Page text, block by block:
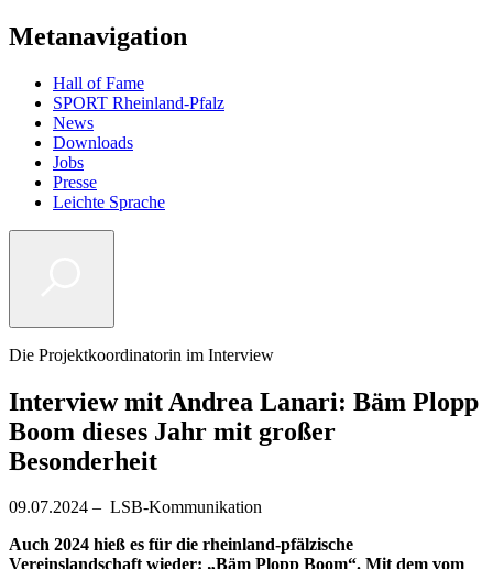
Metanavigation
Hall of Fame
SPORT Rheinland-Pfalz
News
Downloads
Jobs
Presse
Leichte Sprache
Die Projektkoordinatorin im Interview
Interview mit Andrea Lanari: Bäm Plopp
Boom dieses Jahr mit großer
Besonderheit
09.07.2024 – LSB-Kommunikation
Auch 2024 hieß es für die rheinland-pfälzische
Vereinslandschaft wieder: „Bäm Plopp Boom“. Mit dem vom